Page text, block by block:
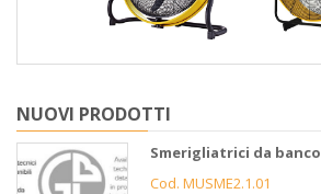
NUOVI PRODOTTI
Smerigliatrici da banco
Cod. MUSME2.1.01